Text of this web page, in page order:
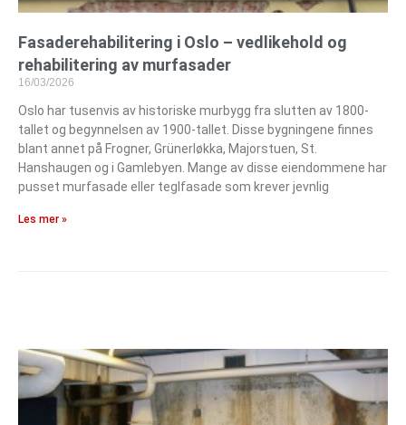
Fasaderehabilitering i Oslo – vedlikehold og
rehabilitering av murfasader
16/03/2026
Oslo har tusenvis av historiske murbygg fra slutten av 1800-
tallet og begynnelsen av 1900-tallet. Disse bygningene finnes
blant annet på Frogner, Grünerløkka, Majorstuen, St.
Hanshaugen og i Gamlebyen. Mange av disse eiendommene har
pusset murfasade eller teglfasade som krever jevnlig
Les mer »